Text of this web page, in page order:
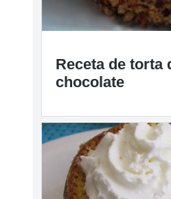
Receta de torta
chocolate